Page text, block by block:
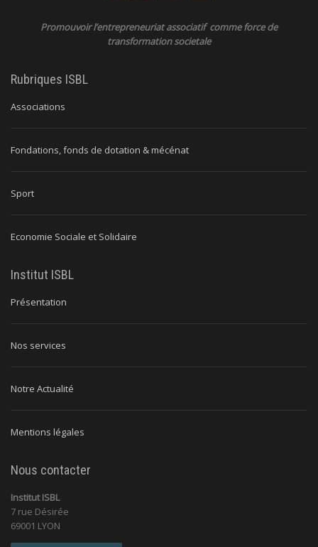
Promouvoir l’entrepreneuriat associatif comme force de
transformation societale
Rubriques ISBL
Associations
Fondations, fonds de dotation & mécénat
Sport
Economie Sociale et Solidaire
Institut ISBL
Présentation
Nos services
Notre Actualité
Mentions légales
Nous contacter
Institut ISBL
7 rue Désirée
69001 LYON